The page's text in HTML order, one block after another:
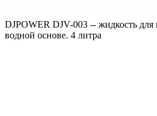
DJPOWER DJV-003 -- жидкость для
водной основе. 4 литра